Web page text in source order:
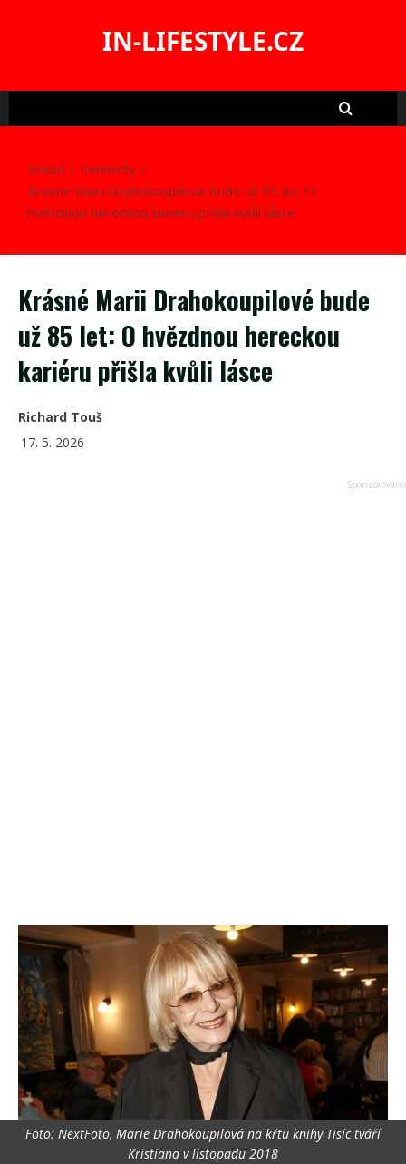
IN-LIFESTYLE.CZ
Domů
Celebrity
Krásné Marii Drahokoupilové bude už 85 let: O
hvězdnou hereckou kariéru přišla kvůli lásce
Krásné Marii Drahokoupilové bude
už 85 let: O hvězdnou hereckou
kariéru přišla kvůli lásce
Richard Touš
17. 5. 2026
Foto: NextFoto, Marie Drahokoupilová na křtu knihy Tisíc tváří
Kristiana v listopadu 2018